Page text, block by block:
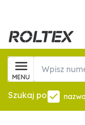
MENU
Szukaj po